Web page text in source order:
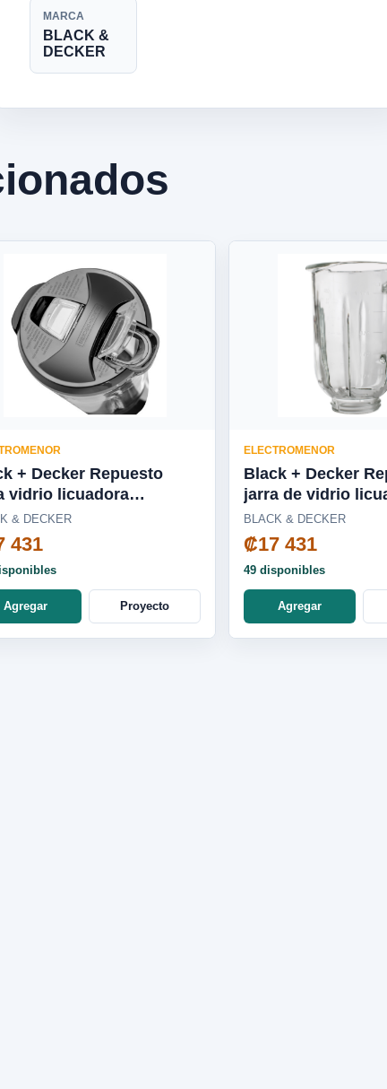
MARCA
BLACK &
DECKER
+ Decker Repuesto
vidrio licuadora
Cyclone, Pulverix,
Blade, silenciosa
04LA
& DECKER
431
Agregar Proyecto
ELECTROMENOR
Black + Decker
jarra de vidrio
DuraPro/Ice Crush -
BL2010WG-03LA
BLACK & DECKER
₡17 431
49 disponibles
Agregar